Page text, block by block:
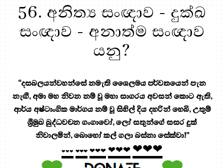
56. අනිත්‍ය සංඥාව - දුක්ඛ
සංඥාව - අනාත්ම සංඥාව
යනු?
“දසබලයන්වහන්සේ නමැති ශෛලමය පර්වතයෙන් පැන
නැඟී, අමා මහ නිවන නම් වූ මහා සාගරය අවසන් කොට ඇති,
ආර්ය අෂ්ටාංගික මාර්ගය නම් වූ සිහිල් දිය දහරින් හෙබි, උතුම්
ශ්‍රීමුඛ බුද්ධවචන ගංගාවෝ, ලෝ සතුන්ගේ සසර දුක්
නිවාලමින්, බොහෝ කල් ගලා බස්නා සේක්වා!”
❤❤❤ ❤❤❤ ❤❤❤ ❤❤❤ ❤❤❤